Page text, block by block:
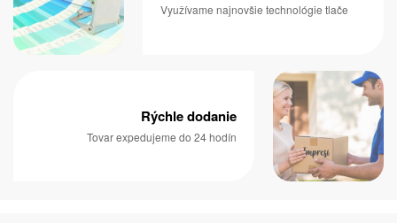
Využívame najnovšie technológie tlače
Rýchle dodanie
Tovar expedujeme do 24 hodín